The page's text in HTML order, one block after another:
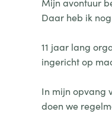
Daar heb ik
11 jaar lang
ingericht op
In mijn opvang
doen we